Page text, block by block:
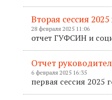
Вторая сессия
28 февраля 2025 11:06
отчет ГУФСИН и
Отчет
6 февраля 2025 16:35
первая сессия 2025